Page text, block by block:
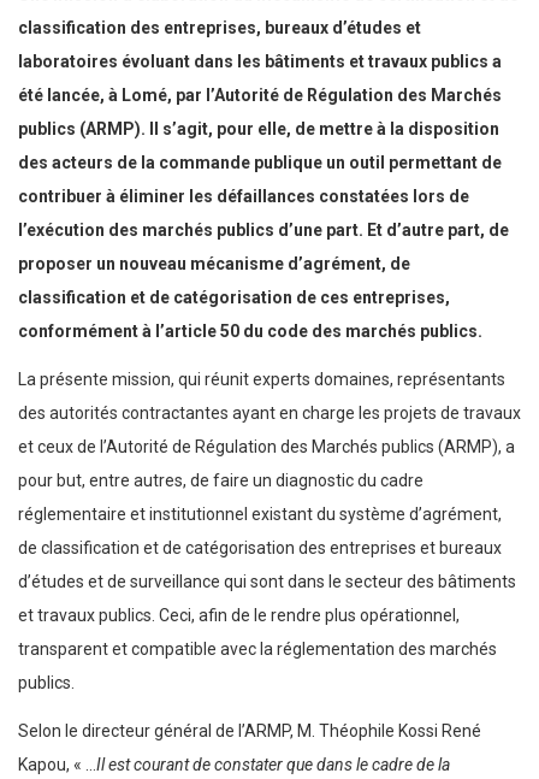
classification des entreprises, bureaux d’études et
laboratoires évoluant dans les bâtiments et travaux publics a
été lancée, à Lomé, par l’Autorité de Régulation des Marchés
publics (ARMP). Il s’agit, pour elle, de mettre à la disposition
des acteurs de la commande publique un outil permettant de
contribuer à éliminer les défaillances constatées lors de
l’exécution des marchés publics d’une part. Et d’autre part, de
proposer un nouveau mécanisme d’agrément, de
classification et de catégorisation de ces entreprises,
conformément à l’article 50 du code des marchés publics.
La présente mission, qui réunit experts domaines, représentants
des autorités contractantes ayant en charge les projets de travaux
et ceux de l’Autorité de Régulation des Marchés publics (ARMP), a
pour but, entre autres, de faire un diagnostic du cadre
réglementaire et institutionnel existant du système d’agrément,
de classification et de catégorisation des entreprises et bureaux
d’études et de surveillance qui sont dans le secteur des bâtiments
et travaux publics. Ceci, afin de le rendre plus opérationnel,
transparent et compatible avec la réglementation des marchés
publics.
Selon le directeur général de l’ARMP, M. Théophile Kossi René
Kapou, « …Il est courant de constater que dans le cadre de la